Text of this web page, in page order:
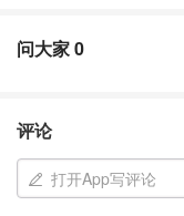
问大家0
评论
打开App写评论